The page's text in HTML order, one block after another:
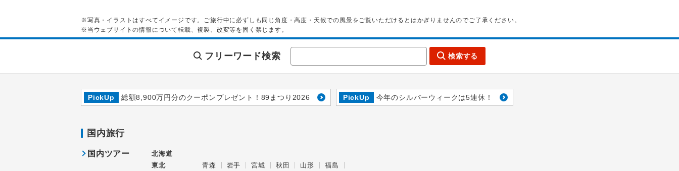
※写真・イラストはすべてイメージです。ご旅行中に必ずしも同じ角度・高度・天候での風景をご覧いただけるとはかぎりませんのでご了承ください。
※当ウェブサイトの情報について転載、複製、改変等を固く禁じます。
フリーワード検索 検索する
PickUp 総額8,900万円分のクーポンプレゼント！89まつり2026 PickUp 今年のシルバーウィークは5連休！
国内旅行
国内ツアー
北海道
東北
青森 岩手 宮城 秋田 山形
福島